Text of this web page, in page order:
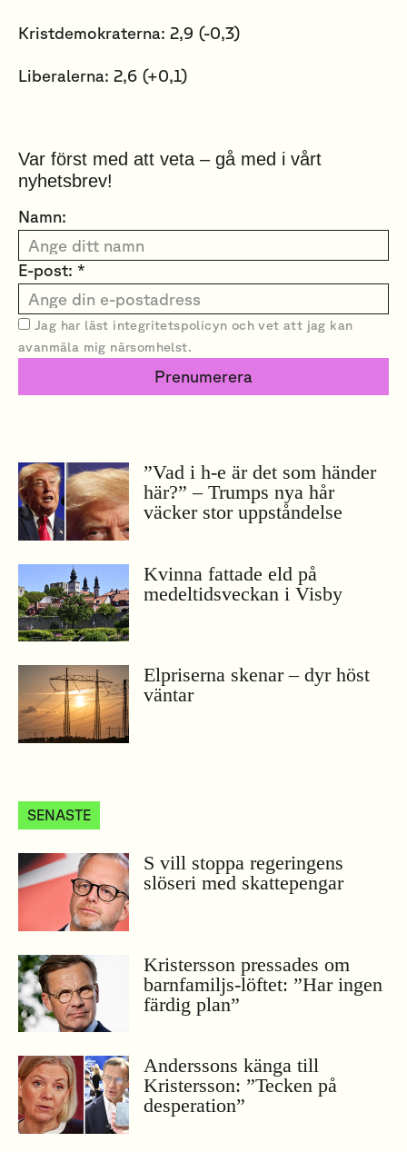
Kristdemokraterna: 2,9 (-0,3)
Liberalerna: 2,6 (+0,1)
Var först med att veta – gå med i vårt
nyhetsbrev!
Namn:
E-post: *
Jag har läst integritetspolicyn och vet att jag kan
avanmäla mig närsomhelst.
Prenumerera
”Vad i h-e är det som händer
här?” – Trumps nya hår
väcker stor uppståndelse
Kvinna fattade eld på
medeltidsveckan i Visby
Elpriserna skenar – dyr höst
väntar
SENASTE
S vill stoppa regeringens
slöseri med skattepengar
Kristersson pressades om
barnfamiljs-löftet: ”Har ingen
färdig plan”
Anderssons känga till
Kristersson: ”Tecken på
desperation”